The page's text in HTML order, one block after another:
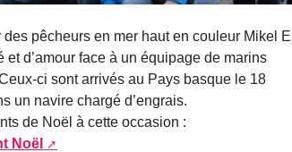
pêcheurs en mer haut en couleur Mikel
d’amour face à un équipage de marins
ci sont arrivés au Pays basque le 18
un navire chargé d’engrais.
de Noël à cette occasion :
Noël